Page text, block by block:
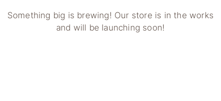
Something big is brewing! Our store is in the works
and will be launching soon!